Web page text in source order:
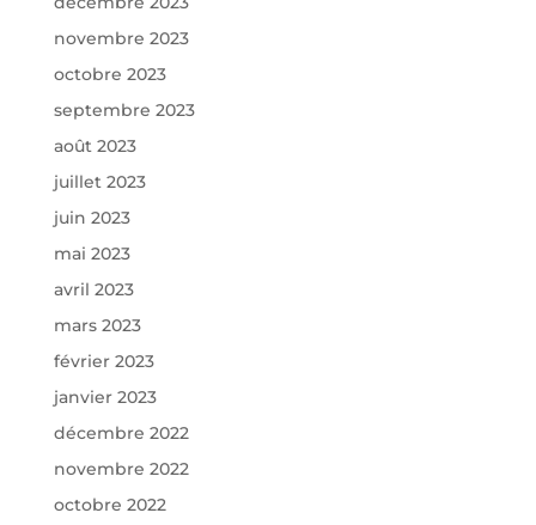
novembre 2023
octobre 2023
septembre 2023
août 2023
juillet 2023
juin 2023
mai 2023
avril 2023
mars 2023
février 2023
janvier 2023
décembre 2022
novembre 2022
octobre 2022